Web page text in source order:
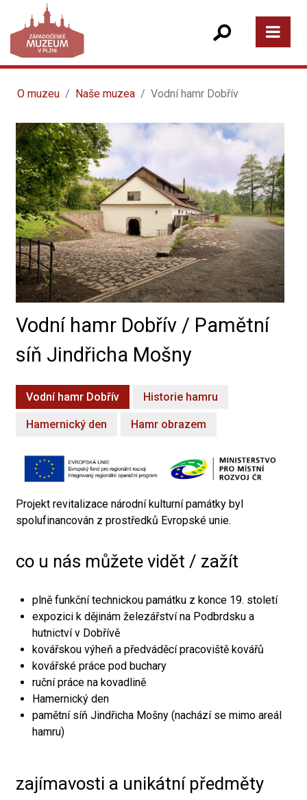
O muzeu Naše muzea Vodní hamr Dobřív
Vodní hamr Dobřív / Pamětní
síň Jindřicha Mošny
Vodní hamr Dobřív Historie hamru
Hamernický den Hamr obrazem
Projekt revitalizace národní kulturní památky byl
spolufinancován z prostředků Evropské unie.
co u nás můžete vidět / zažít
plně funkční technickou památku z konce 19. století
expozici k dějinám železářství na Podbrdsku a
hutnictví v Dobřívě
kovářskou výheň a předváděcí pracoviště kovářů
kovářské práce pod buchary
ruční práce na kovadlině
Hamernický den
pamětní síň Jindřicha Mošny (nachází se mimo areál
hamru)
zajímavosti a unikátní předměty